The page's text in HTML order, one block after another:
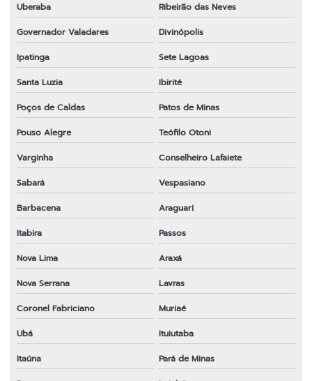
Uberaba
Ribeirão das Neves
Governador Valadares
Divinópolis
Ipatinga
Sete Lagoas
Santa Luzia
Ibirité
Poços de Caldas
Patos de Minas
Pouso Alegre
Teófilo Otoni
Varginha
Conselheiro Lafaiete
Sabará
Vespasiano
Barbacena
Araguari
Itabira
Passos
Nova Lima
Araxá
Nova Serrana
Lavras
Coronel Fabriciano
Muriaé
Ubá
Ituiutaba
Itaúna
Pará de Minas